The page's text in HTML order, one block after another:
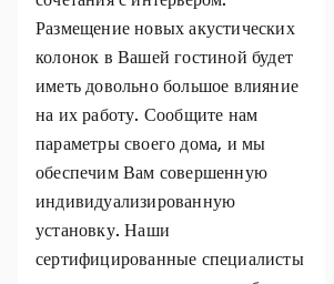
Размещение новых акустических
колонок в Вашей гостиной будет
иметь довольно большое влияние
на их работу. Сообщите нам
параметры своего дома, и мы
обеспечим Вам совершенную
индивидуализированную
установку. Наши
сертифицированные специалисты